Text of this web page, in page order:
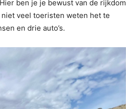
ben je je bewust van de rijkdom
veel toeristen weten het te
en drie auto’s.